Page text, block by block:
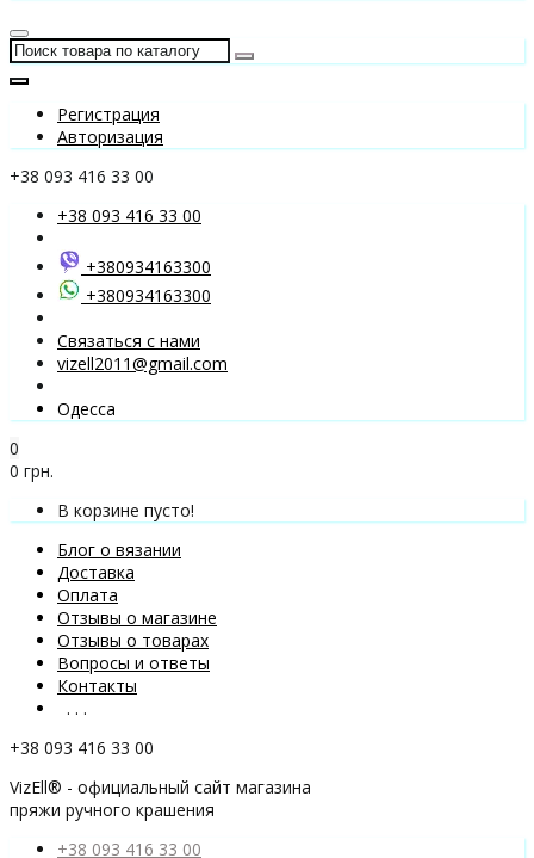
Регистрация
Авторизация
+38 093 416 33 00
+38 093 416 33 00
+380934163300
+380934163300
Связаться с нами
vizell2011@gmail.com
Одесса
0
0 грн.
В корзине пусто!
Блог о вязании
Доставка
Оплата
Отзывы о магазине
Отзывы о товарах
Вопросы и ответы
Контакты
. . .
+38 093 416 33 00
VizEll® - официальный сайт магазина
пряжи ручного крашения
+38 093 416 33 00